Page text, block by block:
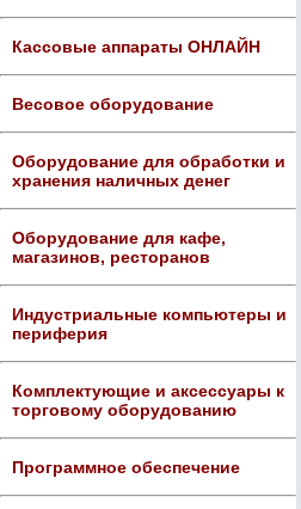
Кассовые аппараты ОНЛАЙН
Весовое оборудование
Оборудование для обработки и
хранения наличных денег
Оборудование для кафе,
магазинов, ресторанов
Индустриальные компьютеры и
периферия
Комплектующие и аксессуары к
торговому оборудованию
Программное обеспечение